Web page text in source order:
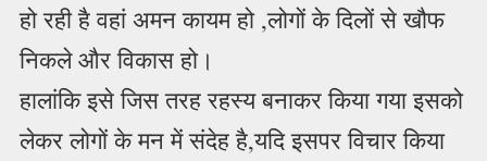
हो रही है वहां अमन कायम हो ,लोगों के दिलों से खौफ
निकले और विकास हो।
हालांकि इसे जिस तरह रहस्य बनाकर किया गया इसको
लेकर लोगों के मन में संदेह है,यदि इसपर विचार किया